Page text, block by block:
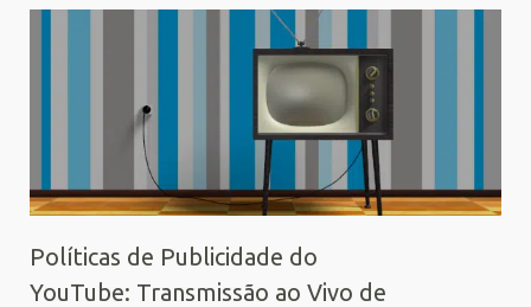
Políticas de Publicidade do
YouTube: Transmissão ao Vivo de